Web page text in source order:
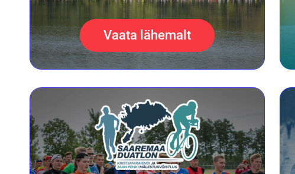
Vaata lähemalt